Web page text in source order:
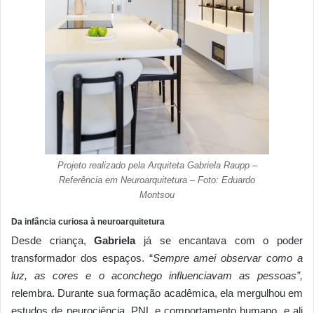
Projeto realizado pela Arquiteta Gabriela Raupp –
Referência em Neuroarquitetura – Foto: Eduardo
Montsou
Da infância curiosa à neuroarquitetura
Desde criança,Gabrielajá se encantava com o poder
transformador dos espaços. “Sempre amei observar como a
luz, as cores e o aconchego influenciavam as pessoas”,
relembra. Durante sua formação acadêmica, ela mergulhou em